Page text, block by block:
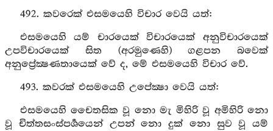
492. කවරෙක් එසමයෙහි විචාර වෙයි යත්:
එසමයෙහි යම් චාරයෙක් විචාරයෙක් අනුවිචාරයෙක්
උපවිචාරයෙක් සිත (අරමුණෙහි) ගළපන බවෙක්
අනුප්‍රේක්‍ෂණතායෙක් වේ ද, මේ එසමයෙහි විචාර වේ.
493. කවරක් එසමයෙහි උපේක්‍ෂා වෙයි යත්:
එසමයෙහි චෛතසික වූ නො මැ මිහිරි වූ අමිහිරි නො
වූ චිත්තසංස්පර්‍ශයෙන් උපන් නො දුක් නො සුව වූ යම්